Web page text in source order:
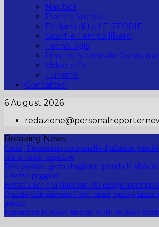
Nautica
Paola's Stories
Parlami di te LE STORIE
Sport e Tempo libero
Tecnologia
Unione Nazionale
Video e Tv
Turismo
Contattaci
6 August 2026
Breaking News
Ceuta, l’ennesimo campanello d’allarme:
che si fanno rispettare
Dito puntato, gesto sbagliato: quando la sfida
a derive peggiori
Ferrari Luce e la sindrome del design
Quanto vale davvero l’oro: carati, peso e
prezzo
Espandersi in nuovi mercati B2B: da dove